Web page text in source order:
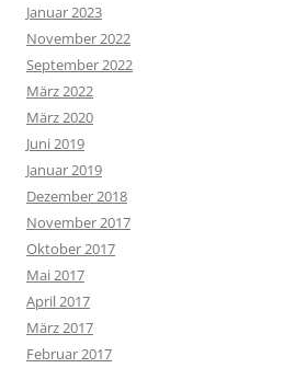
Januar 2023
November 2022
September 2022
März 2022
März 2020
Juni 2019
Januar 2019
Dezember 2018
November 2017
Oktober 2017
Mai 2017
April 2017
März 2017
Februar 2017